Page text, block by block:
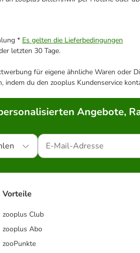
* Es gelten die Lieferbedingungen
letzten 30 Tage.
für eigene ähnliche Waren oder
indem du den zooplus Kundenservice
Angebote,
Vorteile
zooplus Club
zooplus Abo
zooPunkte